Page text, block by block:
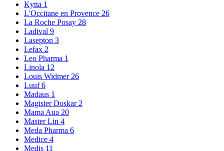
Kytta 1
L'Occitane en Provence 26
La Roche Posay 28
Ladival 9
Lasepton 3
Lefax 2
Leo Pharma 1
Linola 12
Louis Widmer 26
Luuf6
Madaus 1
Magister Doskar 2
Mama Aua 20
Master Lin 4
Meda Pharma 6
Medice 4
Medis 11